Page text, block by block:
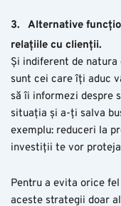
3. Alternative
relațiile cu clienții.
Și indiferent de
sunt cei care îți aduc
să îi informezi despre
situația și a-ți salva
exemplu: reduceri la
investiții te vor
Pentru a evita orice
aceste strategii doar